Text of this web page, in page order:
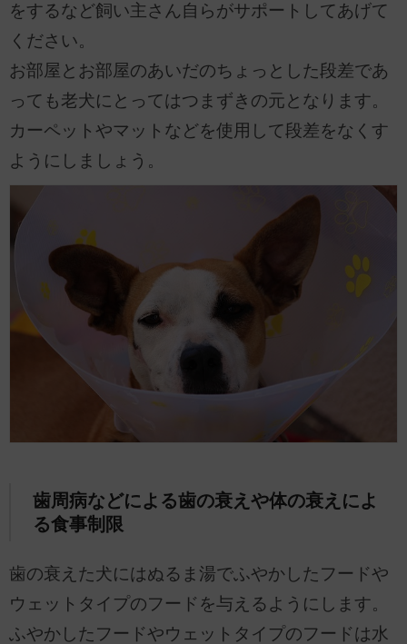
をするなど飼い主さん自らがサポートしてあげて
ください。
お部屋とお部屋のあいだのちょっとした段差であ
っても老犬にとってはつまずきの元となります。
カーペットやマットなどを使用して段差をなくす
ようにしましょう。
歯周病などによる歯の衰えや体の衰えによ
る食事制限
歯の衰えた犬にはぬるま湯でふやかしたフードや
ウェットタイプのフードを与えるようにします。
ふやかしたフードやウェットタイプのフードは水